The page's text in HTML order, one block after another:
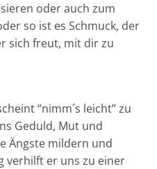
oder auch zum
so ist es Schmuck, der
sich freut, mit dir zu
“nimm´s leicht” zu
Geduld, Mut und
Ängste mildern und
verhilft er uns zu einer